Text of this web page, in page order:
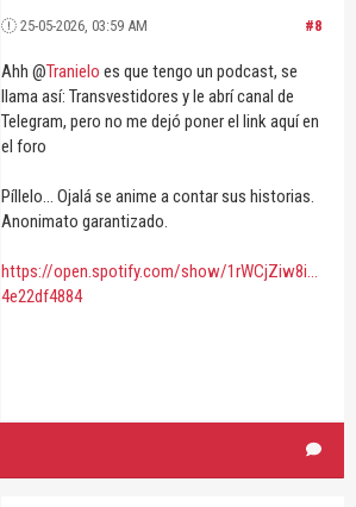
#8
25-05-2026, 03:59 AM
Ahh @Tranielo es que tengo un podcast, se
llama así: Transvestidores y le abrí canal de
Telegram, pero no me dejó poner el link aquí en
el foro
Píllelo... Ojalá se anime a contar sus historias.
Anonimato garantizado.
https://open.spotify.com/show/1rWCjZiw8i...
4e22df4884